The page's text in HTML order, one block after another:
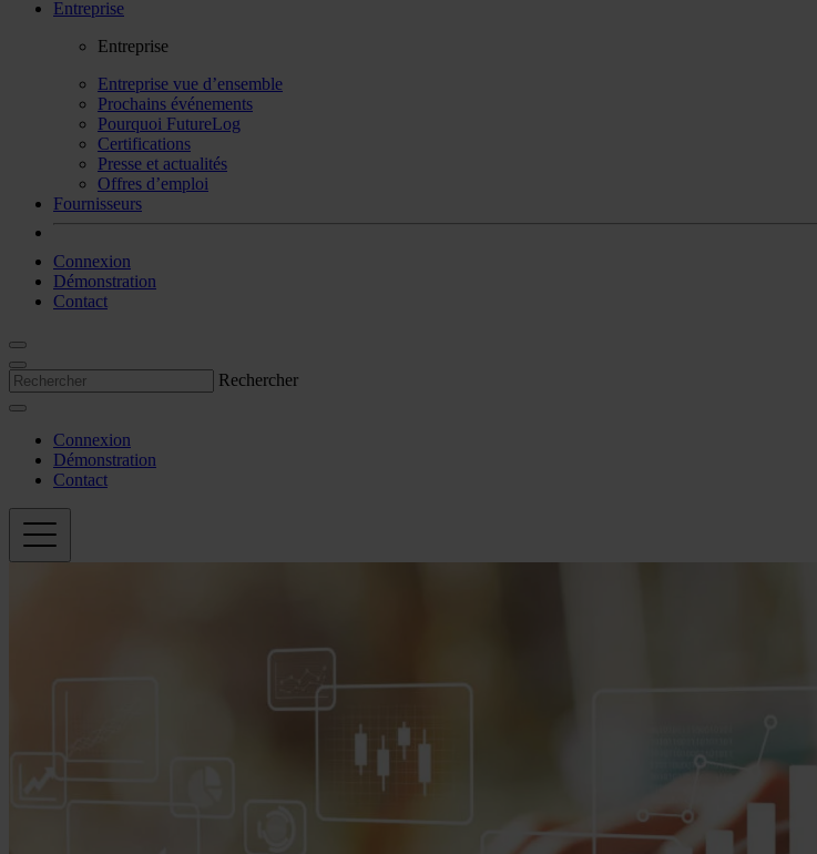
Entreprise
Entreprise
Entreprise vue d’ensemble
Prochains événements
Pourquoi FutureLog
Certifications
Presse et actualités
Offres d’emploi
Fournisseurs
Connexion
Démonstration
Contact
Rechercher
Connexion
Démonstration
Contact